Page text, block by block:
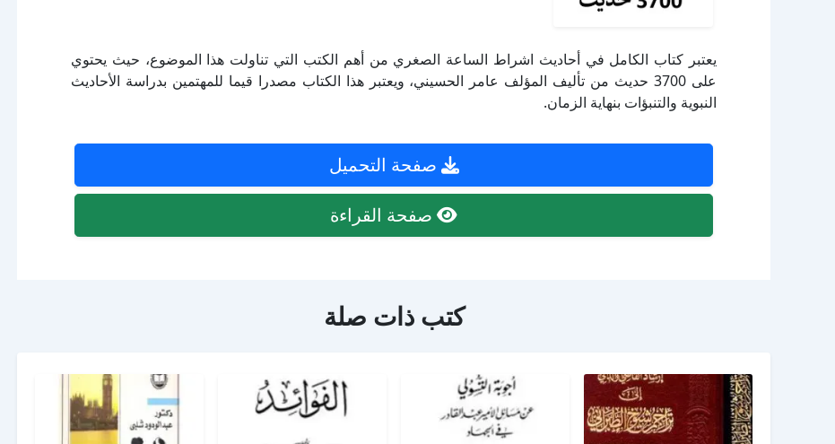
يعتبر كتاب الكامل في أحاديث اشراط الساعة الصغري من أهم الكتب التي تناولت هذا الموضوع، حيث يحتوي
على 3700 حديث من تأليف المؤلف عامر الحسيني، ويعتبر هذا الكتاب مصدرا قيما للمهتمين بدراسة الأحاديث
النبوية والتنبؤات بنهاية الزمان.
صفحة التحميل
صفحة القراءة
كتب ذات صلة